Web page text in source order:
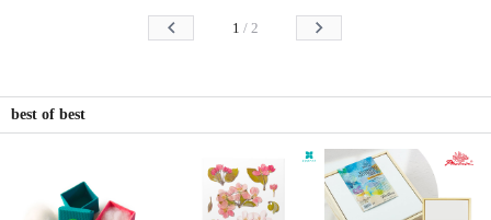
칼라색지/고급복사지
1 / 2
best of best